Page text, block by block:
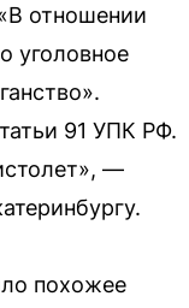
отношении
уголовное
91 УПК РФ.
—
похожее